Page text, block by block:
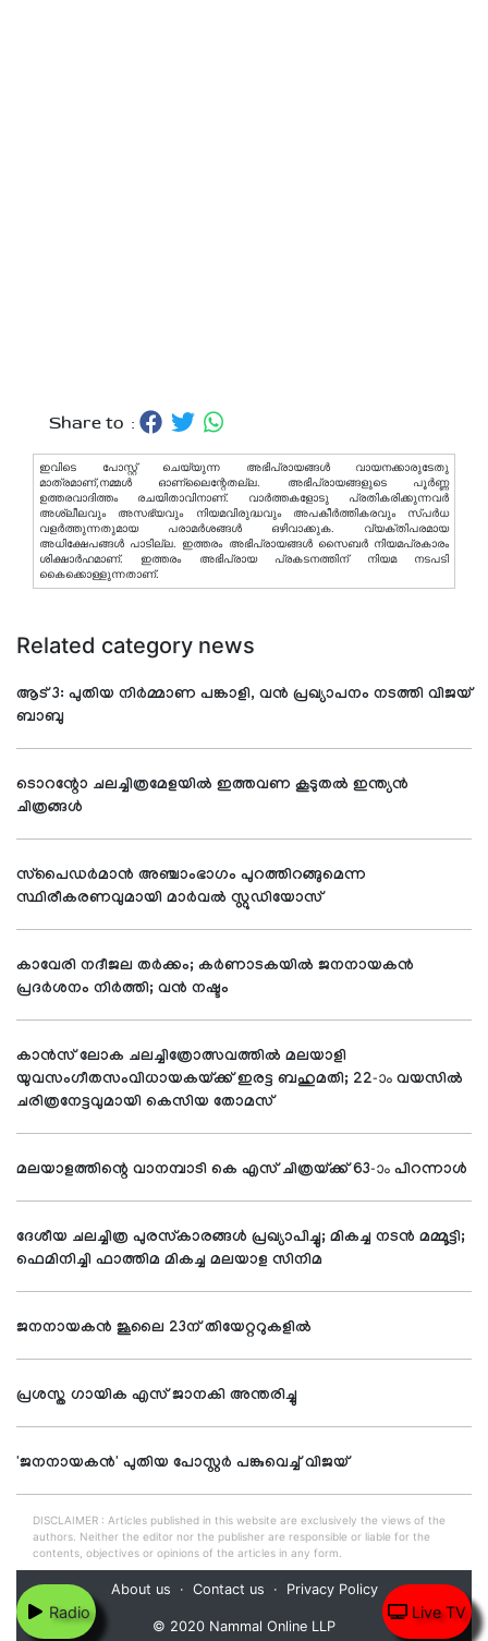
Radio Live TV
Share to :
ഇവിടെ പോസ്റ്റ് ചെയ്യുന്ന അഭിപ്രായങ്ങള്‍ വായനക്കാരുടേതു
മാത്രമാണ്,നമ്മൾ ഓണ്ലൈന്റേതല്ല. അഭിപ്രായങ്ങളുടെ പൂർണ്ണ
ഉത്തരവാദിത്തം രചയിതാവിനാണ്. വാര്‍ത്തകളോടു പ്രതികരിക്കുന്നവര്‍
അശ്ലീലവും അസഭ്യവും നിയമവിരുദ്ധവും അപകീര്‍ത്തികരവും സ്പര്‍ധ
വളര്‍ത്തുന്നതുമായ പരാമര്‍ശങ്ങള്‍ ഒഴിവാക്കുക. വ്യക്തിപരമായ
അധിക്ഷേപങ്ങള്‍ പാടില്ല. ഇത്തരം അഭിപ്രായങ്ങള്‍ സൈബര്‍ നിയമപ്രകാരം
ശിക്ഷാര്‍ഹമാണ്. ഇത്തരം അഭിപ്രായ പ്രകടനത്തിന് നിയമ നടപടി
കൈക്കൊള്ളുന്നതാണ്.
Related category news
ആട് 3: പുതിയ നിര്‍മ്മാണ പങ്കാളി, വന്‍ പ്രഖ്യാപനം നടത്തി വിജയ്
ബാബു
ടൊറന്റോ ചലച്ചിത്രമേളയില്‍ ഇത്തവണ കൂടുതല്‍ ഇന്ത്യന്‍
ചിത്രങ്ങള്‍
സ്‌പൈഡര്‍മാന്‍ അഞ്ചാംഭാഗം പുറത്തിറങ്ങുമെന്ന
സ്ഥിരീകരണവുമായി മാര്‍വല്‍ സ്റ്റുഡിയോസ്
കാവേരി നദീജല തര്‍ക്കം; കര്‍ണാടകയില്‍ ജനനായകന്‍
പ്രദര്‍ശനം നിര്‍ത്തി; വന്‍ നഷ്ടം
കാന്‍സ് ലോക ചലച്ചിത്രോത്സവത്തില്‍ മലയാളി
യുവസംഗീതസംവിധായകയ്ക്ക് ഇരട്ട ബഹുമതി; 22-ാം വയസില്‍
ചരിത്രനേട്ടവുമായി കെസിയ തോമസ്
മലയാളത്തിന്റെ വാനമ്പാടി കെ എസ് ചിത്രയ്ക്ക് 63-ാം പിറന്നാള്‍
ദേശീയ ചലച്ചിത്ര പുരസ്‌കാരങ്ങള്‍ പ്രഖ്യാപിച്ചു; മികച്ച നടന്‍ മമ്മൂട്ടി;
ഫെമിനിച്ചി ഫാത്തിമ മികച്ച മലയാള സിനിമ
ജനനായകന്‍ ജൂലൈ 23ന് തിയേറ്ററുകളില്‍
പ്രശസ്ത ഗായിക എസ് ജാനകി അന്തരിച്ചു
'ജനനായകന്‍' പുതിയ പോസ്റ്റര്‍ പങ്കുവെച്ച് വിജയ്
DISCLAIMER : Articles published in this website are exclusively the views of the
authors. Neither the editor nor the publisher are responsible or liable for the
contents, objectives or opinions of the articles in any form.
© 2020 Nammal Online LLP
About us Contact us Privacy Policy